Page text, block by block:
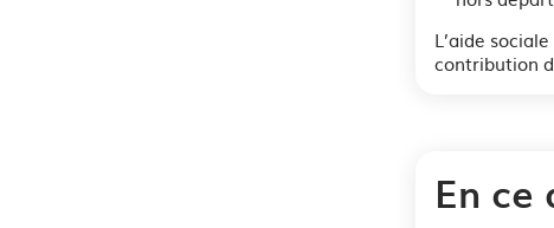
L’aide
contribution
En